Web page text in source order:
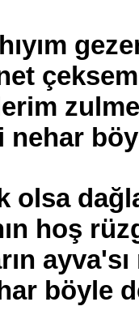
nehar
olsa
hoş
ayva'sı
böyle